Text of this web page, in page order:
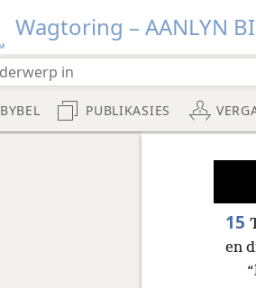
Wagtoring – AANLYN
BYBEL PUBLIKASIES
15
en